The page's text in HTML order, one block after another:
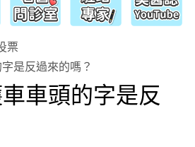
票
是反過來的嗎？
車頭的字是反